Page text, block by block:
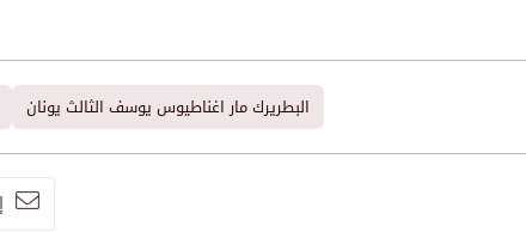
البطريرك مار اغناطيوس يوسف الثالث يونان